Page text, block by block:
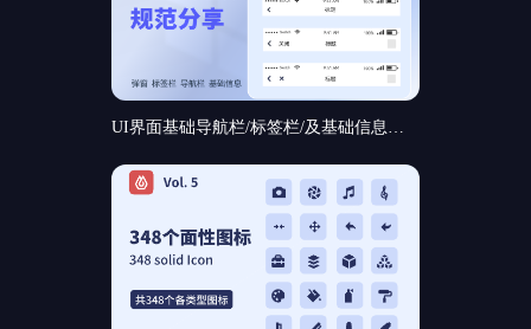
UI界面基础导航栏/标签栏/及基础信息和基础弹窗组件规范分享